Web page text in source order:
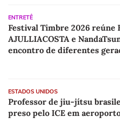
ENTRETÊ
Festival Timbre 2026 reúne
AJULLIACOSTA e
encontro de diferentes
ESTADOS UNIDOS
Professor de jiu-jítsu
preso pelo ICE em